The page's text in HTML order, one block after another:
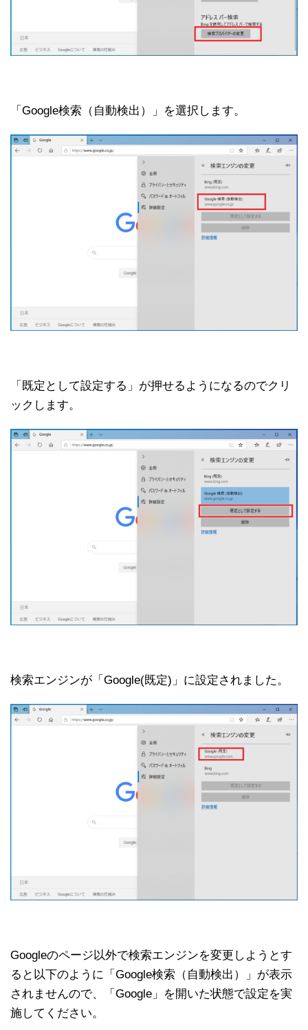
「Google検索（自動検出）」を選択します。
「既定として設定する」が押せるようになるのでクリ
ックします。
検索エンジンが「Google(既定)」に設定されました。
Googleのページ以外で検索エンジンを変更しようとす
ると以下のように「Google検索（自動検出）」が表示
されませんので、「Google」を開いた状態で設定を実
施してください。